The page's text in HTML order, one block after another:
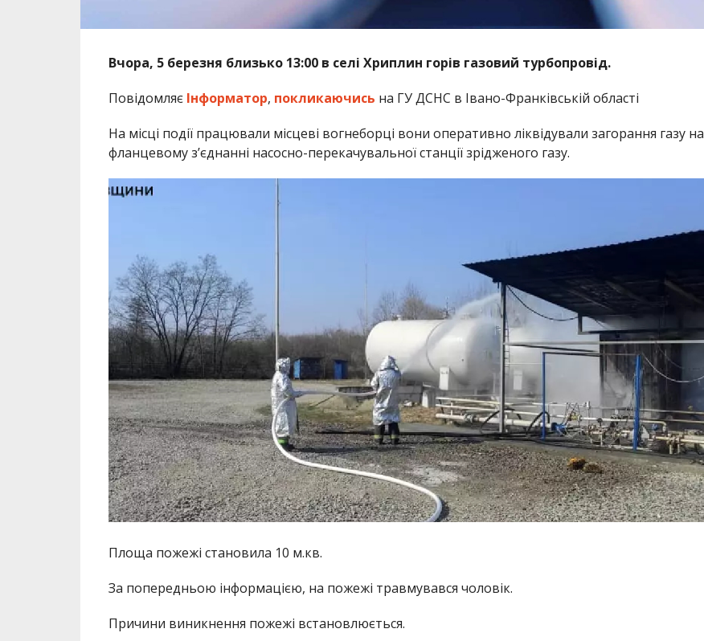
Вчора, 5 березня близько 13:00 в селі Хриплин горів газовий турбопровід.
ПовідомляєІнформатор, покликаючись на ГУ ДСНС в Івано-Франківській області
На місці події працювали місцеві вогнеборці вони оперативно ліквідували загорання газу на
фланцевому з’єднанні насосно-перекачувальної станції зрідженого газу.
Площа пожежі становила 10 м.кв.
За попередньою інформацією, на пожежі травмувався чоловік.
Причини виникнення пожежі встановлюється.